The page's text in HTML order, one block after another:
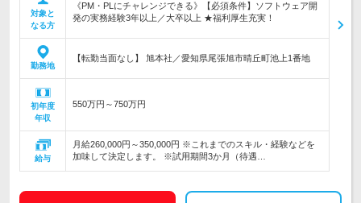
対象と
なる方
《PM・PLにチャレンジできる》【必須条件】ソフトウェア開
発の実務経験3年以上／大卒以上 ★福利厚生充実！
勤務地
【転勤当面なし】 旭本社／愛知県尾張旭市晴丘町池上1番地
初年度
年収
550万円～750万円
給与
月給260,000円～350,000円 ※これまでのスキル・経験などを
加味して決定します。 ※試用期間3か月（待遇…